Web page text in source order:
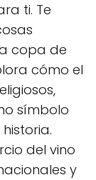
ti. Te
copa de
cómo el
símbolo
del vino
y